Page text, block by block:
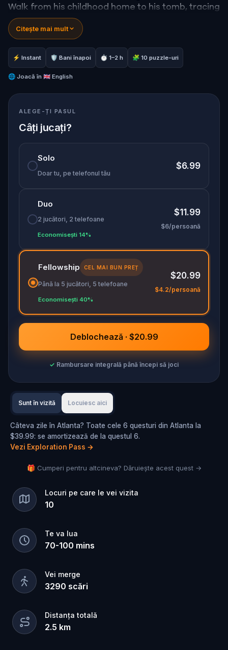
Walk from his childhood home to his tomb, tracing
the people, places, and ideas that shaped one of
history's most powerful voices for justice and
nonviolent change.
Citește mai mult
⚡ Instant 🛡 Bani înapoi ⏱ 1–2 h 🧩 10 puzzle-uri
🌐 Joacă în 🇬🇧 English
ALEGE-ȚI PASUL
Câți jucați?
Solo
Doar tu, pe telefonul tău
$6.99
Duo
2 jucători, 2 telefoane
Economisești 14%
$11.99
$6/persoană
Fellowship CEL MAI BUN PREȚ
Până la 5 jucători, 5 telefoane
Economisești 40%
$20.99
$4.2/persoană
Deblochează · $20.99
✓ Rambursare integrală până începi să joci
Sunt în vizită Locuiesc aici
Câteva zile în Atlanta? Toate cele 6 questuri din Atlanta la
$39.99: se amortizează de la questul 6.
Vezi Exploration Pass →
🎁 Cumperi pentru altcineva? Dăruiește acest quest →
Locuri pe care le vei vizita
10
Te va lua
70-100 mins
Vei merge
3290 scări
Distanța totală
2.5 km